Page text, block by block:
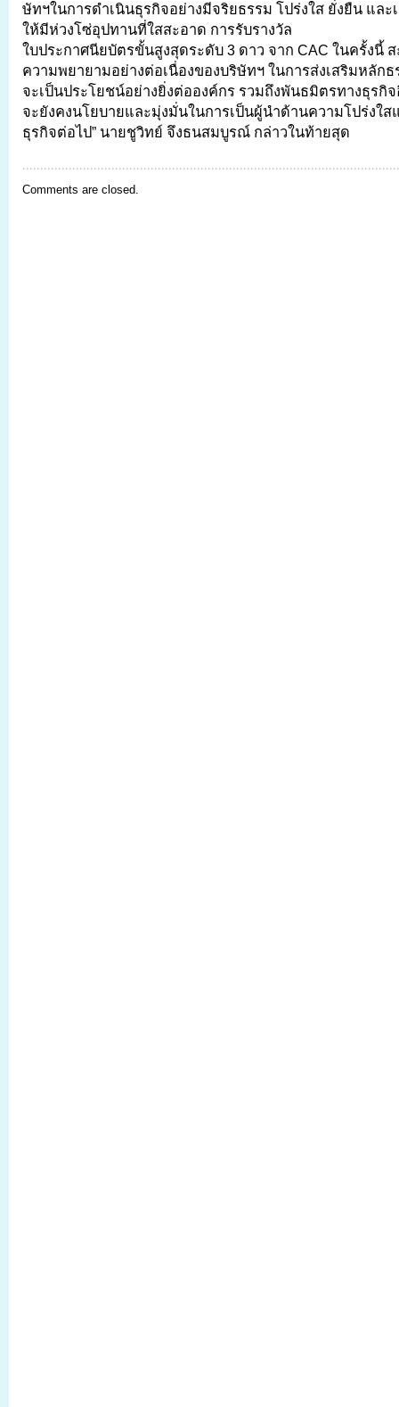
ษัทฯในการดำเนินธุรกิจอย่างมีจริยธรรม โปร่งใส ยั่งยืน และ
ให้มีห่วงโซ่อุปทานที่ใสสะอาด การรับรางวัล
ใบประกาศนียบัตรขั้นสูงสุดระดับ 3 ดาว จาก CAC ในครั้งนี้
ความพยายามอย่างต่อเนื่องของบริษัทฯ ในการส่งเสริมหลัก
จะเป็นประโยชน์อย่างยิ่งต่อองค์กร รวมถึงพันธมิตรทางธุรกิ
จะยังคงนโยบายและมุ่งมั่นในการเป็นผู้นำด้านความโปร่งใส
ธุรกิจต่อไป” นายชูวิทย์ จึงธนสมบูรณ์ กล่าวในท้ายสุด
Comments are closed.